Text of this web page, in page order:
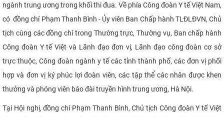
ngành trung ương trong khối thi đua. Về phía Công đoàn Y tế Việt Nam,
có đồng chí Phạm Thanh Bình - Ủy viên Ban Chấp hành TLĐLĐVN, Chủ
tịch cùng các đồng chí trong Thường trực, Thường vụ, Ban chấp hành
Công đoàn Y tế Việt và Lãnh đạo đơn vị, Lãnh đạo công đoàn cơ sở
trực thuộc, Công đoàn ngành y tế các tỉnh thành phố, các đơn vị phối
hợp và đơn vị ký phúc lợi đoàn viên, các tập thể các nhân được khen
thưởng và phóng viên báo đài truyền hình trung ương, Hà Nội.
Tại Hội nghị, đồng chí Phạm Thanh Bình, Chủ tịch Công đoàn Y tế Việt